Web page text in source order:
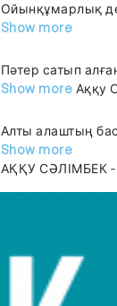
Ойынқұмарлық
Show more
Пәтер сатып
Show more Аққу
Алты алаштың
Show more
АҚҚУ СӘЛІМБЕК -